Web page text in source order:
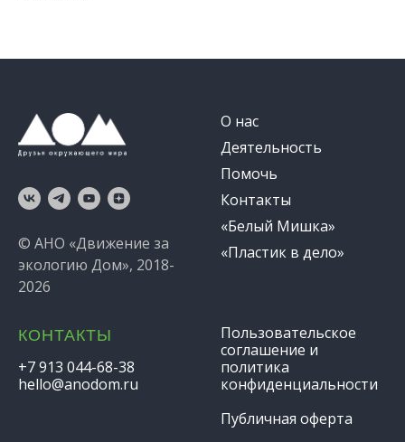
© АНО «Движение за
экологию Дом», 2018-
2026
О нас
Деятельность
Помочь
Контакты
«Белый Мишка»
«Пластик в дело»
КОНТАКТЫ
+7 913 044-68-38
hello@anodom.ru
Пользовательское
соглашение и
политика
конфиденциальности
Публичная оферта